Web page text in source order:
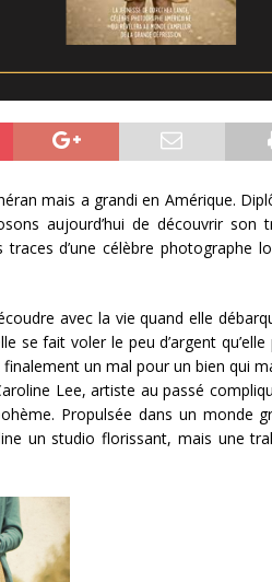
mais a grandi en Amérique.
aujourd’hui de découvrir son
d’une célèbre photographe
avec la vie quand elle
se fait voler le peu d’argent qu’elle
un mal pour un bien qui
Lee, artiste au passé
Propulsée dans un monde
un studio florissant, mais une